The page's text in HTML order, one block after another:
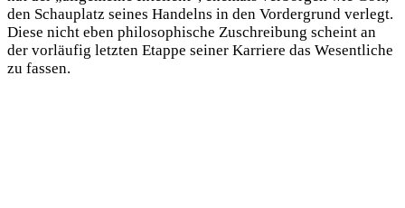
den Schauplatz seines Handelns in den Vordergrund verlegt.
Diese nicht eben philosophische Zuschreibung scheint an
der vorläufig letzten Etappe seiner Karriere das Wesentliche
zu fassen.